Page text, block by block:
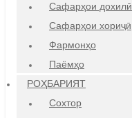
Сафарҳои дохилӣ
Сафарҳои хориҷӣ
Фармонҳо
Паёмҳо
РОҲБАРИЯТ
Сохтор